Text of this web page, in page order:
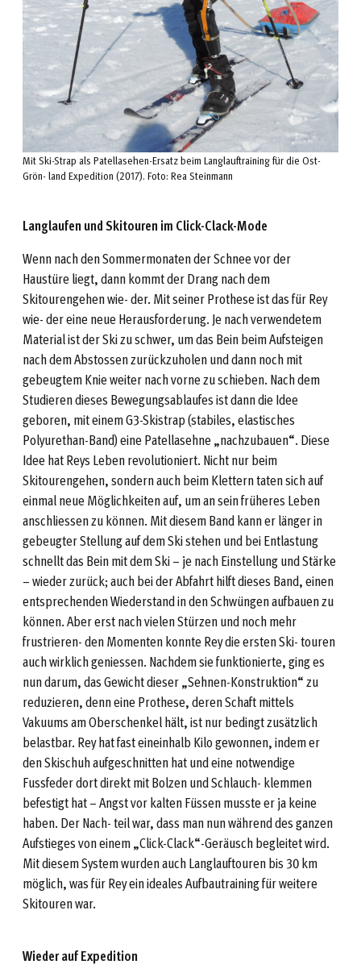
Mit Ski-Strap als Patellasehen-Ersatz beim Langlauftraining für die Ost-
Grön- land Expedition (2017). Foto: Rea Steinmann
Langlaufen und Skitouren im Click-Clack-Mode
Wenn nach den Sommermonaten der Schnee vor der
Haustüre liegt, dann kommt der Drang nach dem
Skitourengehen wie- der. Mit seiner Prothese ist das für Rey
wie- der eine neue Herausforderung. Je nach verwendetem
Material ist der Ski zu schwer, um das Bein beim Aufsteigen
nach dem Abstossen zurückzuholen und dann noch mit
gebeugtem Knie weiter nach vorne zu schieben. Nach dem
Studieren dieses Bewegungsablaufes ist dann die Idee
geboren, mit einem G3-Skistrap (stabiles, elastisches
Polyurethan-Band) eine Patellasehne „nachzubauen“. Diese
Idee hat Reys Leben revolutioniert. Nicht nur beim
Skitourengehen, sondern auch beim Klettern taten sich auf
einmal neue Möglichkeiten auf, um an sein früheres Leben
anschliessen zu können. Mit diesem Band kann er länger in
gebeugter Stellung auf dem Ski stehen und bei Entlastung
schnellt das Bein mit dem Ski – je nach Einstellung und Stärke
– wieder zurück; auch bei der Abfahrt hilft dieses Band, einen
entsprechenden Wiederstand in den Schwüngen aufbauen zu
können. Aber erst nach vielen Stürzen und noch mehr
frustrieren- den Momenten konnte Rey die ersten Ski- touren
auch wirklich geniessen. Nachdem sie funktionierte, ging es
nun darum, das Gewicht dieser „Sehnen-Konstruktion“ zu
reduzieren, denn eine Prothese, deren Schaft mittels
Vakuums am Oberschenkel hält, ist nur bedingt zusätzlich
belastbar. Rey hat fast eineinhalb Kilo gewonnen, indem er
den Skischuh aufgeschnitten hat und eine notwendige
Fussfeder dort direkt mit Bolzen und Schlauch- klemmen
befestigt hat – Angst vor kalten Füssen musste er ja keine
haben. Der Nach- teil war, dass man nun während des ganzen
Aufstieges von einem „Click-Clack“-Geräusch begleitet wird.
Mit diesem System wurden auch Langlauftouren bis 30 km
möglich, was für Rey ein ideales Aufbautraining für weitere
Skitouren war.
Wieder auf Expedition